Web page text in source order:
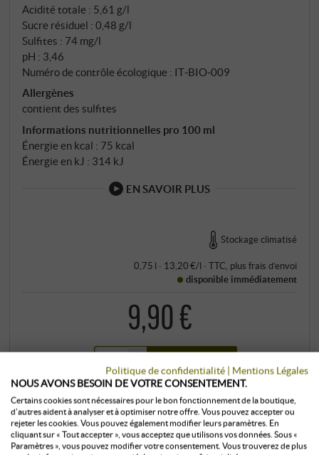
Acidité totale : 5,61 g/l
Sucre résiduel : 0,48 g/l
Sulfites : 74 mg/l
pH : 3,46
Numéro de contrôle écologique : IT‑BIO‑009
Allergènes
contient des sulfites
Informations nutritionnelles pro 100 ml
Énergie en kcal : 75 kcal
Énergie en kJ : 314 kJ
EN SAVOIR PLUS
Stockage climatisé
0,75 l · 13,20 €/l · TTC , plus frais d’envoi
disponible immédiatement
9,90 €
+
–
ACHETER
Politique de confidentialité | Mentions Légales
NOUS AVONS BESOIN DE VOTRE CONSENTEMENT.
Certains cookies sont nécessaires pour le bon fonctionnement de la boutique,
d’autres aident à analyser et à optimiser notre offre. Vous pouvez accepter ou
rejeter les cookies. Vous pouvez également modifier leurs paramètres. En
cliquant sur « Tout accepter », vous acceptez que utilisons vos données. Sous «
Paramètres », vous pouvez modifier votre consentement. Vous trouverez de plus